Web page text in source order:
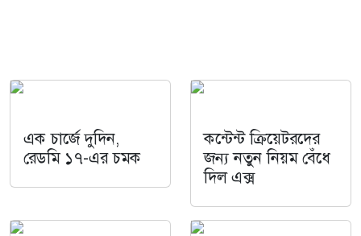
এক চার্জে দুদিন,
রেডমি ১৭-এর চমক
কন্টেন্ট ক্রিয়েটরদের
জন্য নতুন নিয়ম বেঁধে
দিল এক্স